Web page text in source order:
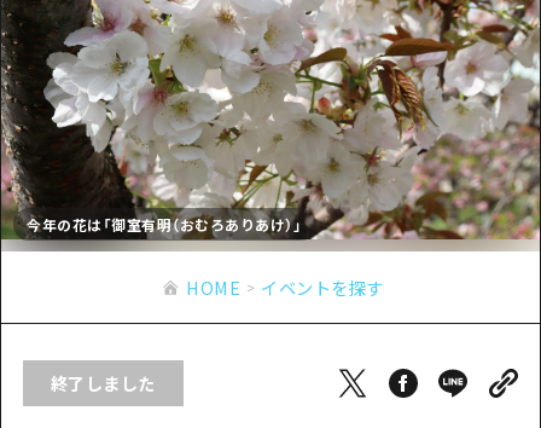
おすすめ
アート
イベント・祭り
グルメ・酒
サイクリング
ショッピング
ナイトライフ
世界遺産
モデルコース一覧
Dive! Hiroshima 公式ガイド
広島もしもトラベル
あたらしい非日常
広島市周辺
安芸
備後
スポット・体験
スポット・体験一覧
広島市周辺
安芸
備後
備北
宮島周辺
イベント
旬情報
お役立ち情報
アクセス
二次交通まとめ
HOME
HOME イベントを探す
終了しました
今年の花は「御室有明（おむろありあけ）」